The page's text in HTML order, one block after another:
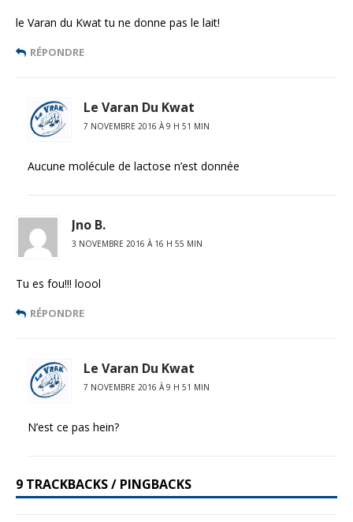
le Varan du Kwat tu ne donne pas le lait!
RÉPONDRE
Le Varan Du Kwat
7 NOVEMBRE 2016 À 9 H 51 MIN
Aucune molécule de lactose n’est donnée
Jno B.
3 NOVEMBRE 2016 À 16 H 55 MIN
Tu es fou!!! loool
RÉPONDRE
Le Varan Du Kwat
7 NOVEMBRE 2016 À 9 H 51 MIN
N’est ce pas hein?
9 TRACKBACKS / PINGBACKS